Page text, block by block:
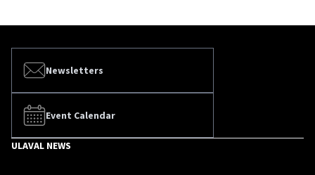
Newsletters
Event Calendar
ULAVAL NEWS